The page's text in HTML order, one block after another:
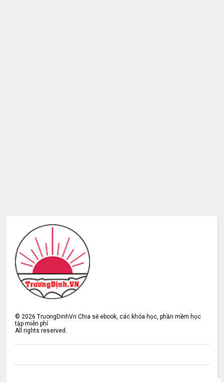
©2026 TruongDinhVn Chia sẽ ebook, các khóa học, phần mềm học
tập miễn phí
All rights reserved.